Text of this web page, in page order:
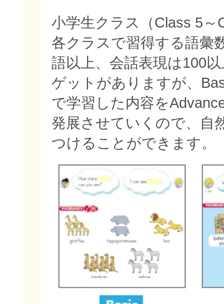
小学生クラス（Class 5～
各クラスで習得する語彙
語以上、会話表現は100
ゲットがありますが、
で学習した内容を
発展させていくので、自
つけることができます。